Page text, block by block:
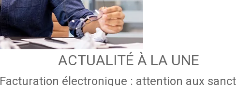
ACTUALITÉ À LA UNE
Facturation électronique : attention aux